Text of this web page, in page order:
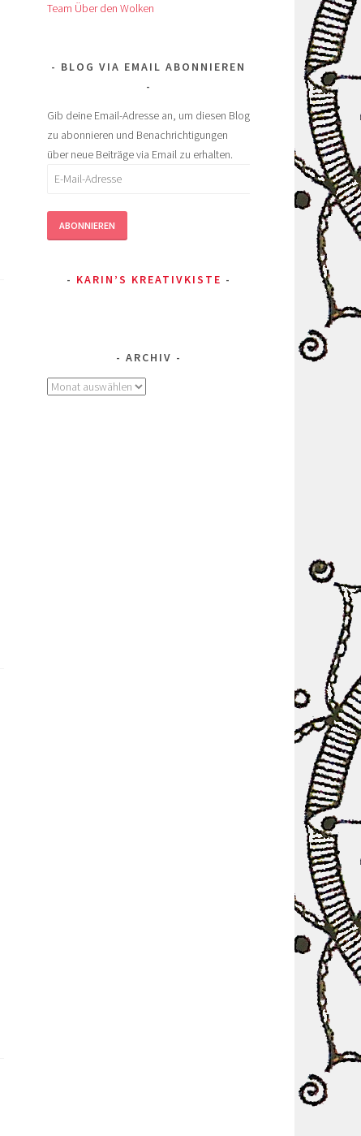
Team Über den Wolken
BLOG VIA EMAIL ABONNIEREN
Gib deine Email-Adresse an, um diesen Blog
zu abonnieren und Benachrichtigungen
über neue Beiträge via Email zu erhalten.
Adresse
ABONNIEREN
KARIN’S KREATIVKISTE
ARCHIV
Archiv